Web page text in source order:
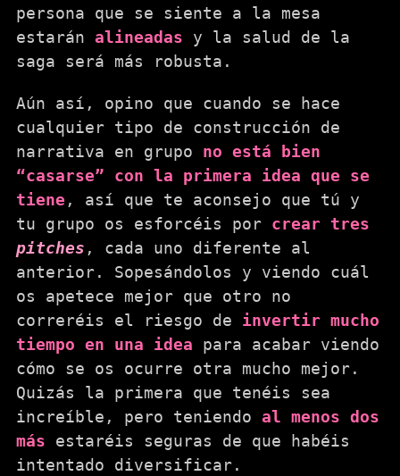
persona que se siente a la mesa
estarán alineadas y la salud de la
saga será más robusta.
Aún así, opino que cuando se hace
cualquier tipo de construcción de
narrativa en grupo no está bien
“casarse” con la primera idea que se
tiene, así que te aconsejo que tú y
tu grupo os esforcéis por crear tres
pitches , cada uno diferente al
anterior. Sopesándolos y viendo cuál
os apetece mejor que otro no
correréis el riesgo de invertir mucho
tiempo en una idea para acabar viendo
cómo se os ocurre otra mucho mejor.
Quizás la primera que tenéis sea
increíble, pero teniendo al menos dos
más estaréis seguras de que habéis
intentado diversificar.